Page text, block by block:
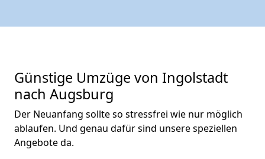
Günstige Umzüge von Ingolstadt
nach Augsburg
Der Neuanfang sollte so stressfrei wie nur möglich
ablaufen. Und genau dafür sind unsere speziellen
Angebote da.